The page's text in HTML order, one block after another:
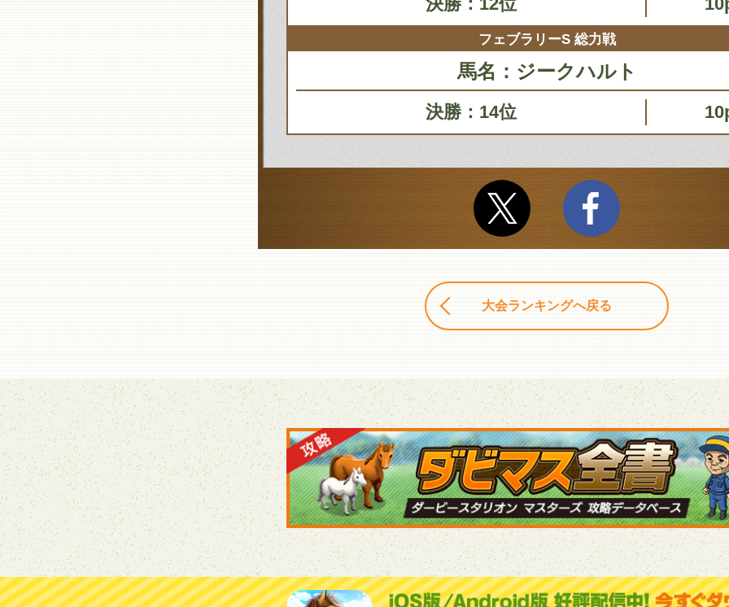
フェブラリーS 総力戦
馬名：ジークハルト
決勝：14位
大会ランキングへ戻る